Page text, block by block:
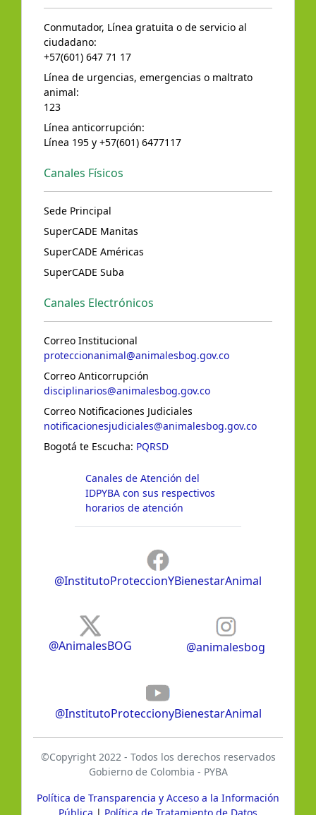
Conmutador, Línea gratuita o de servicio al
ciudadano:
+57(601) 647 71 17
Línea de urgencias, emergencias o maltrato
animal:
123
Línea anticorrupción:
Línea 195 y +57(601) 6477117
Canales Físicos
Sede Principal
SuperCADE Manitas
SuperCADE Américas
SuperCADE Suba
Canales Electrónicos
Correo Institucional
proteccionanimal@animalesbog.gov.co
Correo Anticorrupción
disciplinarios@animalesbog.gov.co
Correo Notificaciones Judiciales
notificacionesjudiciales@animalesbog.gov.co
Bogotá te Escucha: PQRSD
Canales de Atención del
IDPYBA con sus respectivos
horarios de atención
@InstitutoProteccionYBienestarAnimal
@AnimalesBOG @animalesbog
@InstitutoProteccionyBienestarAnimal
©Copyright 2022 - Todos los derechos reservados
Gobierno de Colombia - PYBA
Política de Transparencia y Acceso a la Información